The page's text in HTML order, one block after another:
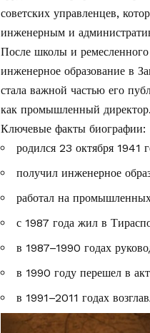
советских управленцев,
инженерным и
После школы и
инженерное образование в
стала важной частью его
как промышленный директор.
Ключевые факты биографии:
родился 23 октября 1941
получил инженерное
работал на
с 1987 года жил в
в 1987–1990 годах
в 1990 году перешел в
в 1991–2011 годах